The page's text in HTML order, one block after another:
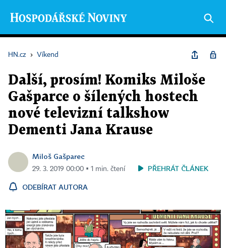
HN.cz › Víkend
Další, prosím! Komiks Miloše
Gašparce o šílených hostech
nové televizní talkshow
Dementi Jana Krause
Miloš Gašparec
29. 3. 2019 00:00 ▪ 1 min. čtení PŘEHRÁT ČLÁNEK
ODEBÍRAT AUTORA